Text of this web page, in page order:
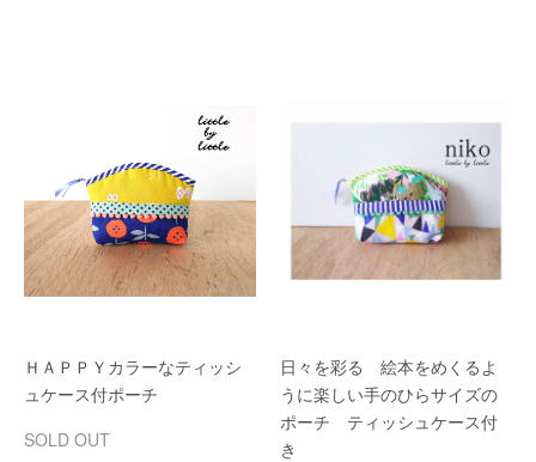
ＨＡＰＰＹカラーなティッシ
ュケース付ポーチ
SOLD OUT
日々を彩る 絵本をめくるよ
うに楽しい手のひらサイズの
ポーチ ティッシュケース付
き